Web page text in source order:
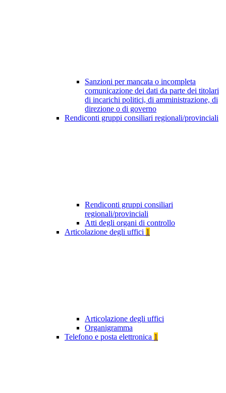
Sanzioni per mancata o incompleta
comunicazione dei dati da parte dei titolari
di incarichi politici, di amministrazione, di
direzione o di governo
Rendiconti gruppi consiliari regionali/provinciali
Rendiconti gruppi consiliari
regionali/provinciali
Atti degli organi di controllo
Articolazione degli uffici 1
Articolazione degli uffici
Organigramma
Telefono e posta elettronica 1